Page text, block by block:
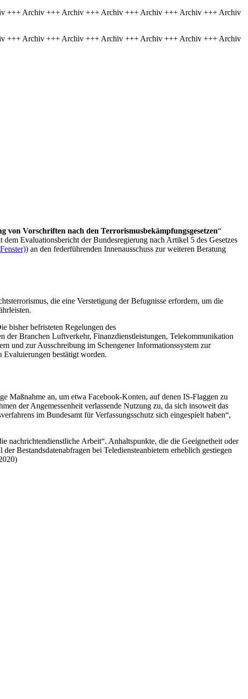
+++ Archiv +++ Archiv +++ Archiv +++ Archiv +++ Archiv +++ Archiv
+++ Archiv +++ Archiv +++ Archiv +++ Archiv +++ Archiv +++ Archiv
von Vorschriften nach den Terrorismusbekämpfungsgesetzen“
Evaluationsbericht der Bundesregierung nach Artikel 5 des Gesetzes
) an den federführenden Innenausschuss zur weiteren Beratung
die eine Verstetigung der Befugnisse erfordern, um die
bisher befristeten Regelungen des
der Branchen Luftverkehr, Finanzdienstleistungen, Telekommunikation
und zur Ausschreibung im Schengener Informationssystem zur
Evaluierungen bestätigt worden.
Maßnahme an, um etwa Facebook-Konten, auf denen IS-Flaggen zu
der Angemessenheit verlassende Nutzung zu, da sich insoweit das
im Bundesamt für Verfassungsschutz sich eingespielt haben“,
nachrichtendienstliche Arbeit“. Anhaltspunkte, die die Geeignetheit oder
Bestandsdatenabfragen bei Telediensteanbietern erheblich gestiegen